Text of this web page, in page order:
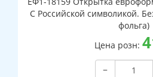
С Российской символикой.
фольга)
Цена розн:
−